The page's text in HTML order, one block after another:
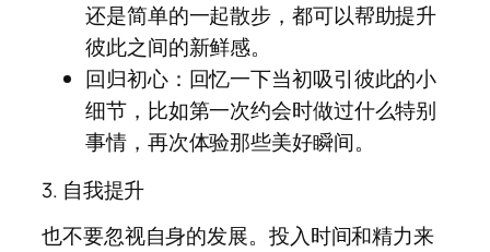
还是简单的一起散步，都可以帮助提升
彼此之间的新鲜感。
回归初心：回忆一下当初吸引彼此的小
细节，比如第一次约会时做过什么特别
事情，再次体验那些美好瞬间。
3. 自我提升
也不要忽视自身的发展。投入时间和精力来